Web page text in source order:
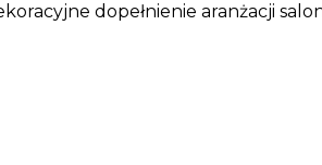
dopełnienie aranżacji